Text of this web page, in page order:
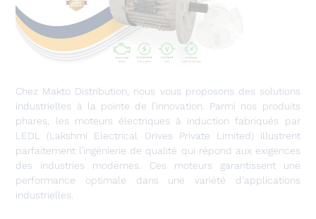
Chez Makto Distribution, nous vous proposons des solutions
industrielles à la pointe de l’innovation. Parmi nos produits
phares, les moteurs électriques à induction fabriqués par
LEDL (Lakshmi Electrical Drives Private Limited) illustrent
parfaitement l’ingénierie de qualité qui répond aux exigences
des industries modernes. Ces moteurs garantissent une
performance optimale dans une variété d’applications
industrielles.